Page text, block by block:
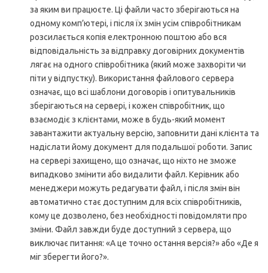
за яким ви працюєте. Ці файли часто зберігаються на
одному комп’ютері, і після їх змін усім співробітникам
розсилається копія електронною поштою або вся
відповідальність за відправку договірних документів
лягає на одного співробітника (який може захворіти чи
піти у відпустку). Використання файлового сервера
означає, що всі шаблони договорів і опитувальників
зберігаються на сервері, і кожен співробітник, що
взаємодіє з клієнтами, може в будь-який момент
завантажити актуальну версію, заповнити дані клієнта та
надіслати йому документ для подальшої роботи. Запис
на сервері захищено, що означає, що ніхто не зможе
випадково змінити або видалити файл. Керівник або
менеджери можуть редагувати файл, і після змін він
автоматично стає доступним для всіх співробітників,
кому це дозволено, без необхідності повідомляти про
зміни. Файл завжди буде доступний з сервера, що
виключає питання: «А це точно остання версія?» або «Де я
міг зберегти його?».